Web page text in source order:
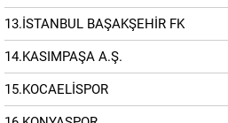
13.İSTANBUL BAŞAKŞEHİR FK
14.KASIMPAŞA A.Ş.
15.KOCAELİSPOR